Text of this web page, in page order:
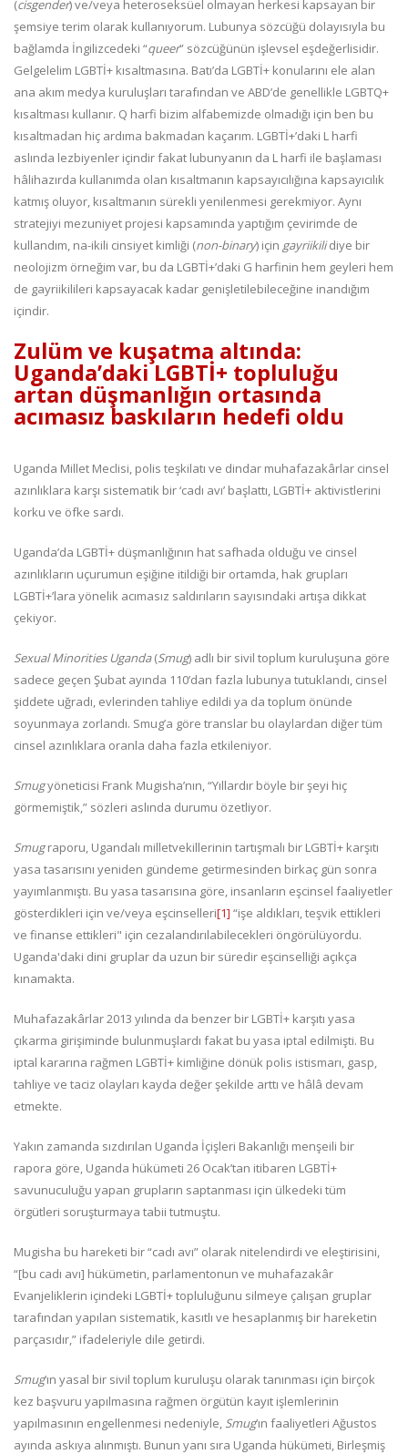
(cisgender) ve/veya heteroseksüel olmayan herkesi kapsayan bir
şemsiye terim olarak kullanıyorum. Lubunya sözcüğü dolayısıyla bu
bağlamda İngilizcedeki “queer” sözcüğünün işlevsel eşdeğerlisidir.
Gelgelelim LGBTİ+ kısaltmasına. Batı’da LGBTİ+ konularını ele alan
ana akım medya kuruluşları tarafından ve ABD’de genellikle LGBTQ+
kısaltması kullanır. Q harfi bizim alfabemizde olmadığı için ben bu
kısaltmadan hiç ardıma bakmadan kaçarım. LGBTİ+’daki L harfi
aslında lezbiyenler içindir fakat lubunyanın da L harfi ile başlaması
hâlihazırda kullanımda olan kısaltmanın kapsayıcılığına kapsayıcılık
katmış oluyor, kısaltmanın sürekli yenilenmesi gerekmiyor. Aynı
stratejiyi mezuniyet projesi kapsamında yaptığım çevirimde de
kullandım, na-ikili cinsiyet kimliği (non-binary) için gayriikilidiye bir
neolojizm örneğim var, bu da LGBTİ+’daki G harfinin hem geyleri hem
de gayriikilileri kapsayacak kadar genişletilebileceğine inandığım
içindir.
Zulüm ve kuşatma altında:
Uganda’daki LGBTİ+ topluluğu
artan düşmanlığın ortasında
acımasız baskıların hedefi oldu
Uganda Millet Meclisi, polis teşkilatı ve dindar muhafazakârlar cinsel
azınlıklara karşı sistematik bir ‘cadı avı’ başlattı, LGBTİ+ aktivistlerini
korku ve öfke sardı.
Uganda’da LGBTİ+ düşmanlığının hat safhada olduğu ve cinsel
azınlıkların uçurumun eşiğine itildiği bir ortamda, hak grupları
LGBTİ+’lara yönelik acımasız saldırıların sayısındaki artışa dikkat
çekiyor.
Sexual Minorities Uganda(Smug) adlı bir sivil toplum kuruluşuna göre
sadece geçen Şubat ayında 110’dan fazla lubunya tutuklandı, cinsel
şiddete uğradı, evlerinden tahliye edildi ya da toplum önünde
soyunmaya zorlandı. Smug’a göre translar bu olaylardan diğer tüm
cinsel azınlıklara oranla daha fazla etkileniyor.
Smugyöneticisi Frank Mugisha’nın, “Yıllardır böyle bir şeyi hiç
görmemiştik,” sözleri aslında durumu özetliyor.
Smugraporu, Ugandalı milletvekillerinin tartışmalı bir LGBTİ+ karşıtı
yasa tasarısını yeniden gündeme getirmesinden birkaç gün sonra
yayımlanmıştı. Bu yasa tasarısına göre, insanların eşcinsel faaliyetler
gösterdikleri için ve/veya eşcinselleri[1] “işe aldıkları, teşvik ettikleri
ve finanse ettikleri" için cezalandırılabilecekleri öngörülüyordu.
Uganda'daki dini gruplar da uzun bir süredir eşcinselliği açıkça
kınamakta.
Muhafazakârlar 2013 yılında da benzer bir LGBTİ+ karşıtı yasa
çıkarma girişiminde bulunmuşlardı fakat bu yasa iptal edilmişti. Bu
iptal kararına rağmen LGBTİ+ kimliğine dönük polis istismarı, gasp,
tahliye ve taciz olayları kayda değer şekilde arttı ve hâlâ devam
etmekte.
Yakın zamanda sızdırılan Uganda İçişleri Bakanlığı menşeili bir
rapora göre, Uganda hükümeti 26 Ocak’tan itibaren LGBTİ+
savunuculuğu yapan grupların saptanması için ülkedeki tüm
örgütleri soruşturmaya tabii tutmuştu.
Mugisha bu hareketi bir “cadı avı” olarak nitelendirdi ve eleştirisini,
“[bu cadı avı] hükümetin, parlamentonun ve muhafazakâr
Evanjeliklerin içindeki LGBTİ+ topluluğunu silmeye çalışan gruplar
tarafından yapılan sistematik, kasıtlı ve hesaplanmış bir hareketin
parçasıdır,” ifadeleriyle dile getirdi.
Smug’ın yasal bir sivil toplum kuruluşu olarak tanınması için birçok
kez başvuru yapılmasına rağmen örgütün kayıt işlemlerinin
yapılmasının engellenmesi nedeniyle, Smug’ın faaliyetleri Ağustos
ayında askıya alınmıştı. Bunun yanı sıra Uganda hükümeti, Birleşmiş